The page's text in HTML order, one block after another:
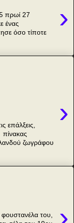
›
πρωί 27
ένας
όσο τίποτε
›
επάλξεις,
ζωγράφου
του,